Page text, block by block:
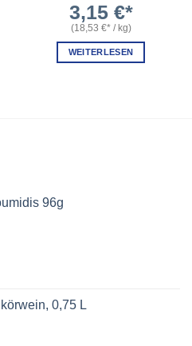
3,15 €
(18,53 € / kg)
WEITERLESEN
96g
0,75 L